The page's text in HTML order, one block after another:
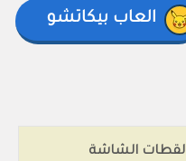
العاب بيكاتشو
لقطات الشاشة